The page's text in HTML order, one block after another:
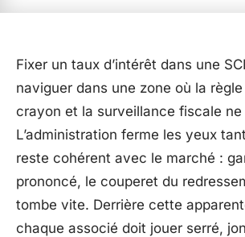
Fixer un taux d’intérêt dans une
naviguer dans une zone où la règle
crayon et la surveillance fiscale ne
L’administration ferme les yeux
reste cohérent avec le marché :
prononcé, le couperet du
tombe vite. Derrière cette
chaque associé doit jouer serré,